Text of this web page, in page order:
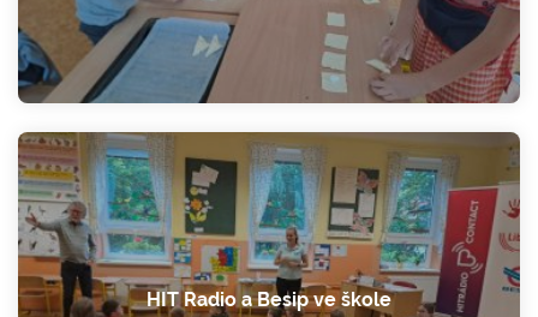
HIT Radio a Besip ve škole